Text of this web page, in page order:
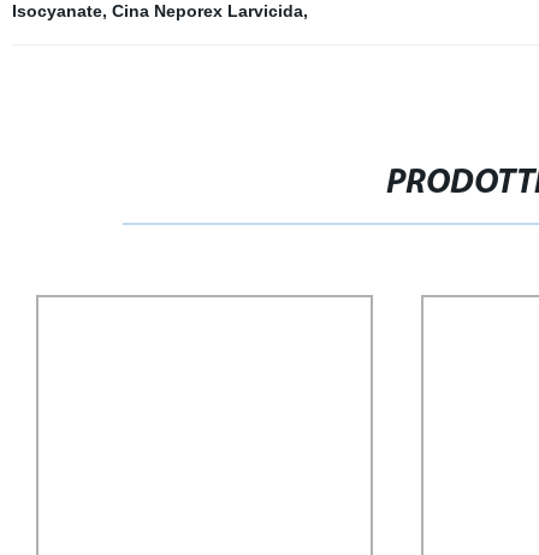
Isocyanate, Cina Neporex Larvicida,